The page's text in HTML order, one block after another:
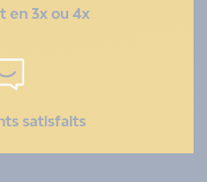
en 3x ou 4x
satisfaits